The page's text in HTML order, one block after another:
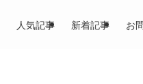
人気記事 新着記事 お